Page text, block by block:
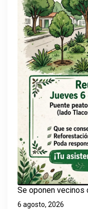
Se oponen vecinos
6 agosto, 2026